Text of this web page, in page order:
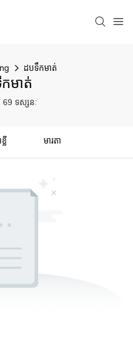
ដបទឹកមាត់
មាត់
69 ទស្សនៈ
លី មារតា